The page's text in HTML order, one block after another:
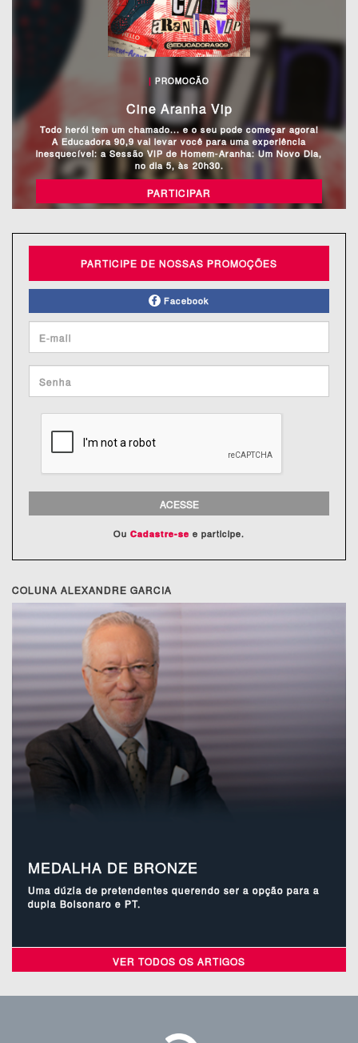
| PROMOCÃO
Cine Aranha Vip
Todo herói tem um chamado... e o seu pode começar agora!
A Educadora 90,9 vai levar você para uma experiência
inesquecível: a Sessão VIP de Homem-Aranha: Um Novo Dia,
no dia 5, às 20h30.
PARTICIPAR
PARTICIPE DE NOSSAS PROMOÇÕES
Facebook
ACESSE
Ou Cadastre-se e participe.
COLUNA ALEXANDRE GARCIA
MEDALHA DE BRONZE
Uma dúzia de pretendentes querendo ser a opção para a
dupla Bolsonaro e PT.
VER TODOS OS ARTIGOS